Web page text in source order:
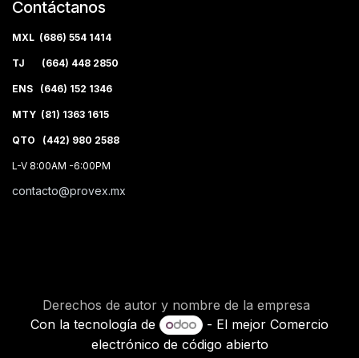
Contáctanos
MXL (686) 554 1414
TJ (664) 448 2850
ENS (646) 152 1346
MTY (81) 1363 1615
QTO (442) 980 2588
L-V 8:00AM -6:00PM
contacto@provex.mx
Derechos de autor y nombre de la empresa
Con la tecnología de
- El mejorComercio
electrónico de código abierto